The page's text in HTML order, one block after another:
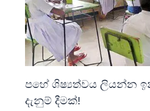
පහේ ශිෂ්‍යත්වය ලියන්න
දැනුම් දීමක්!